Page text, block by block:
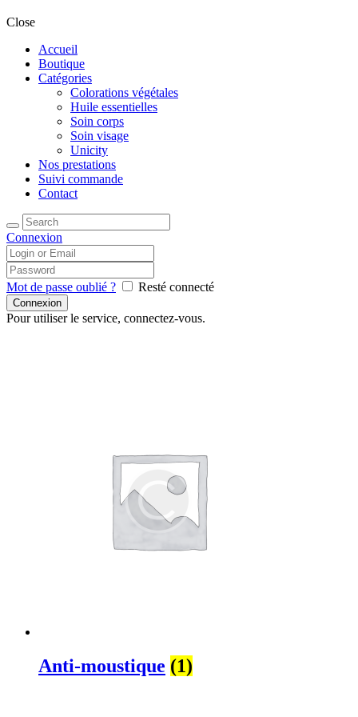
Close
Accueil
Boutique
Catégories
Colorations végétales
Huile essentielles
Soin corps
Soin visage
Unicity
Nos prestations
Suivi commande
Contact
Connexion
Mot de passe oublié ? Resté connecté
Pour utiliser le service, connectez-vous.
Anti-moustique (1)